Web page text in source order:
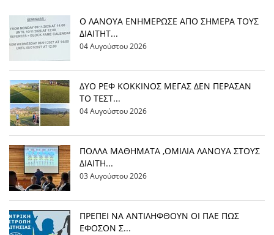
Ο ΛΑΝΟΥΑ ΕΝΗΜΕΡΩΣΕ ΑΠΟ ΣΗΜΕΡΑ ΤΟΥΣ
ΔΙΑΙΤΗΤ...
04 Αυγούστου 2026
ΔΥΟ ΡΕΦ ΚΟΚΚΙΝΟΣ ΜΕΓΑΣ ΔΕΝ ΠΕΡΑΣΑΝ
ΤΟ ΤΕΣΤ...
04 Αυγούστου 2026
ΠΟΛΛΑ ΜΑΘΗΜΑΤΑ ,ΟΜΙΛΙΑ ΛΑΝΟΥΑ ΣΤΟΥΣ
ΔΙΑΙΤΗ...
03 Αυγούστου 2026
ΠΡΕΠΕΙ ΝΑ ΑΝΤΙΛΗΦΘΟΥΝ ΟΙ ΠΑΕ ΠΩΣ
ΕΦΟΣΟΝ Σ...